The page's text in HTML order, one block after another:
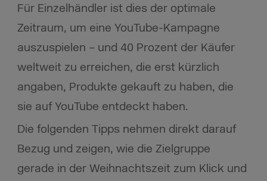
Für Einzelhändler ist dies der optimale
Zeitraum, um eine YouTube-Kampagne
auszuspielen – und 40 Prozent der Käufer
weltweit zu erreichen, die erst kürzlich
angaben, Produkte gekauft zu haben, die
sie auf YouTube entdeckt haben.
Die folgenden Tipps nehmen direkt darauf
Bezug und zeigen, wie die Zielgruppe
gerade in der Weihnachtszeit zum Klick und